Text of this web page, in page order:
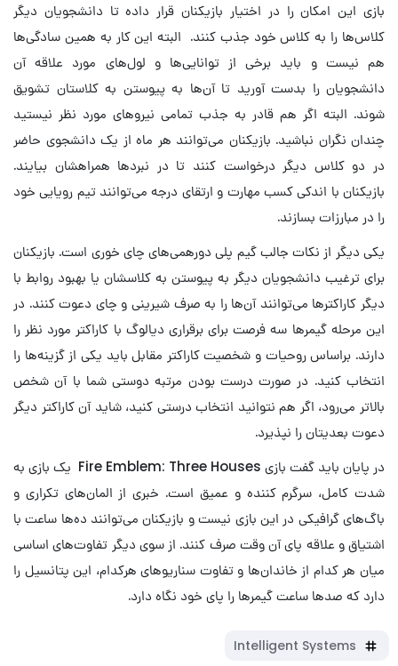
بازی این امکان را در اختیار بازیکنان قرار داده تا دانشجویان دیگر
کلاس‌ها را به کلاس خود جذب کنند. البته این کار به همین سادگی‌ها
هم نیست و باید برخی از توانایی‌ها و لول‌های مورد علاقه آن
دانشجویان را بدست آورید تا آن‌ها به پیوستن به کلاستان تشویق
شوند. البته اگر هم قادر به جذب تمامی نیروهای مورد نظر نیستید
چندان نگران نباشید. بازیکنان می‌توانند هر ماه از یک دانشجوی حاضر
در دو کلاس دیگر درخواست کنند تا در نبردها همراهشان بیایند.
بازیکنان با اندکی کسب مهارت و ارتقای درجه می‌توانند تیم رویایی خود
را در مبارزات بسازند.
یکی دیگر از نکات جالب گیم پلی دورهمی‌های چای خوری است. بازیکنان
برای ترغیب دانشجویان دیگر به پیوستن به کلاسشان یا بهبود روابط با
دیگر کاراکترها می‌توانند آن‌ها را به صرف شیرینی و چای دعوت کنند. در
این مرحله گیمرها سه فرصت برای برقراری دیالوگ با کاراکتر مورد نظر را
دارند. براساس روحیات و شخصیت کاراکتر مقابل باید یکی از گزینه‌ها را
انتخاب کنید. در صورت درست بودن مرتبه دوستی شما با آن شخص
بالاتر می‌رود، اگر هم نتوانید انتخاب درستی کنید، شاید آن کاراکتر دیگر
دعوت بعدیتان را نپذیرد.
در پایان باید گفت بازی Fire Emblem: Three Houses یک بازی به
شدت کامل، سرگرم کننده و عمیق است. خبری از المان‌های تکراری و
باگ‌‌های گرافیکی در این بازی نیست و بازیکنان می‌توانند ده‌ها ساعت با
اشتیاق و علاقه پای آن وقت صرف کنند. از سوی دیگر تفاوت‌های اساسی
میان هر کدام از خاندان‌ها و تفاوت سناریو‌های هرکدام، این پتانسیل را
دارد که صدها ساعت گیمرها را پای خود نگاه دارد.
Intelligent Systems